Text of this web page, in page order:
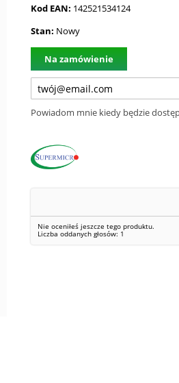
Kod EAN: 142521534124
Stan: Nowy
Na zamówienie
Powiadom mnie kiedy będzie
Nie oceniłeś jeszcze tego produktu.
Liczba oddanych głosów: 1